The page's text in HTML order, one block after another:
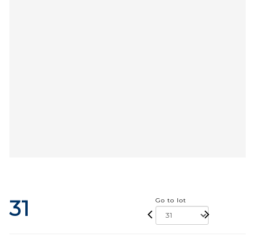
31 Go to lot